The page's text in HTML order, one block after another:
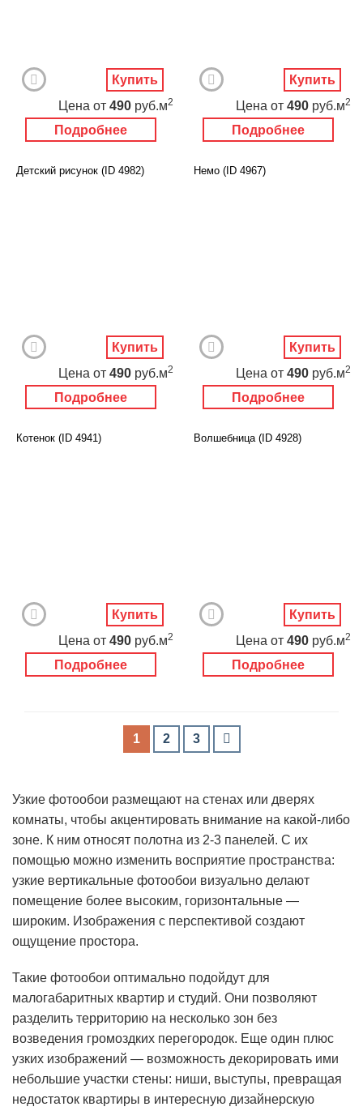
Подробнее
Цена от 490 руб.м2
Купить
Подробнее
Цена от 490 руб.м2
Купить
Детский рисунок (ID 4982)
Подробнее
Цена от 490 руб.м2
Купить
Немо (ID 4967)
Подробнее
Цена от 490 руб.м2
Купить
Котенок (ID 4941)
Подробнее
Цена от 490 руб.м2
Купить
Волшебница (ID 4928)
Подробнее
Цена от 490 руб.м2
Купить
1 2 3
Узкие фотообои размещают на стенах или дверях
комнаты, чтобы акцентировать внимание на какой-либо
зоне. К ним относят полотна из 2-3 панелей. С их
помощью можно изменить восприятие пространства:
узкие вертикальные фотообои визуально делают
помещение более высоким, горизонтальные —
широким. Изображения с перспективой создают
ощущение простора.
Такие фотообои оптимально подойдут для
малогабаритных квартир и студий. Они позволяют
разделить территорию на несколько зон без
возведения громоздких перегородок. Еще один плюс
узких изображений — возможность декорировать ими
небольшие участки стены: ниши, выступы, превращая
недостаток квартиры в интересную дизайнерскую